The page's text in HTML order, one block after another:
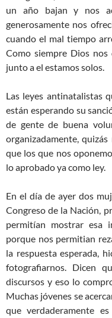
un año bajan y nos
generosamente nos
cuando el mal tiempo
Como siempre Dios nos
junto a el estamos solos.
Las leyes antinatalistas
están esperando su
de gente de buena
organizadamente,
que los que nos
lo aprobado ya como ley.
En el día de ayer dos
Congreso de la Nación,
permitían mostrar esa
porque nos permitian
la respuesta esperada,
fotografiarnos. Dicen
discursos y eso lo
Muchas jóvenes se
que verdaderamente